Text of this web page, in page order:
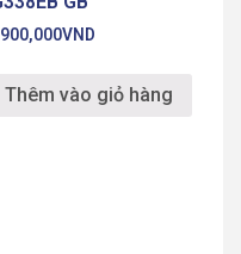
VND
Thêm vào giỏ hàng